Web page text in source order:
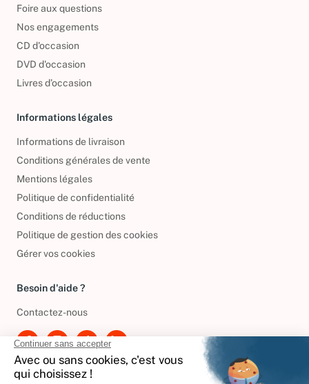
Foire aux questions
Nos engagements
CD d'occasion
DVD d'occasion
Livres d’occasion
Informations légales
Informations de livraison
Conditions générales de vente
Mentions légales
Politique de confidentialité
Conditions de réductions
Politique de gestion des cookies
Gérer vos cookies
Besoin d'aide ?
Contactez-nous
International